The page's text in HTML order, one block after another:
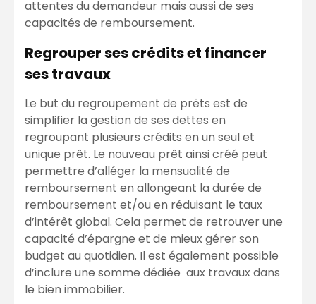
attentes du demandeur mais aussi de ses
capacités de remboursement.
Regrouper ses crédits et financer
ses travaux
Le but du regroupement de prêts est de
simplifier la gestion de ses dettes en
regroupant plusieurs crédits en un seul et
unique prêt. Le nouveau prêt ainsi créé peut
permettre d’alléger la mensualité de
remboursement en allongeant la durée de
remboursement et/ou en réduisant le taux
d’intérêt global. Cela permet de retrouver une
capacité d’épargne et de mieux gérer son
budget au quotidien. Il est également possible
d’inclure une somme dédiée aux travaux dans
le bien immobilier.